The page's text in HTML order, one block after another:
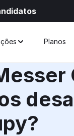
Planos